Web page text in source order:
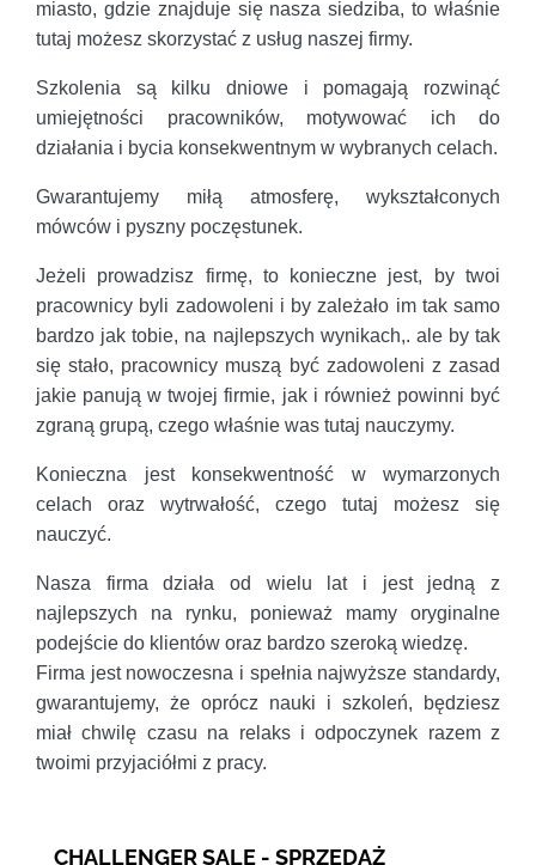
miasto, gdzie znajduje się nasza siedziba, to właśnie
tutaj możesz skorzystać z usług naszej firmy.
Szkolenia są kilku dniowe i pomagają rozwinąć
umiejętności pracowników, motywować ich do
działania i bycia konsekwentnym w wybranych celach.
Gwarantujemy miłą atmosferę, wykształconych
mówców i pyszny poczęstunek.
Jeżeli prowadzisz firmę, to konieczne jest, by twoi
pracownicy byli zadowoleni i by zależało im tak samo
bardzo jak tobie, na najlepszych wynikach,. ale by tak
się stało, pracownicy muszą być zadowoleni z zasad
jakie panują w twojej firmie, jak i również powinni być
zgraną grupą, czego właśnie was tutaj nauczymy.
Konieczna jest konsekwentność w wymarzonych
celach oraz wytrwałość, czego tutaj możesz się
nauczyć.
Nasza firma działa od wielu lat i jest jedną z
najlepszych na rynku, ponieważ mamy oryginalne
podejście do klientów oraz bardzo szeroką wiedzę.
Firma jest nowoczesna i spełnia najwyższe standardy,
gwarantujemy, że oprócz nauki i szkoleń, będziesz
miał chwilę czasu na relaks i odpoczynek razem z
twoimi przyjaciółmi z pracy.
CHALLENGER SALE - SPRZEDAŻ